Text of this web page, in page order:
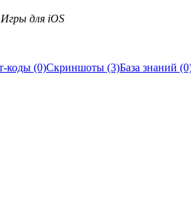
для iOS
коды (0)Скриншоты (3)База знаний